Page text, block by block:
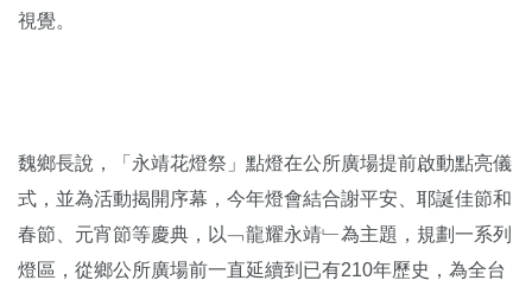
視覺。
魏鄉長說，「永靖花燈祭」點燈在公所廣場提前啟動點亮儀
式，並為活動揭開序幕，今年燈會結合謝平安、耶誕佳節和
春節、元宵節等慶典，以﹁龍耀永靖﹂為主題，規劃一系列
燈區，從鄉公所廣場前一直延續到已有210年歷史，為全台